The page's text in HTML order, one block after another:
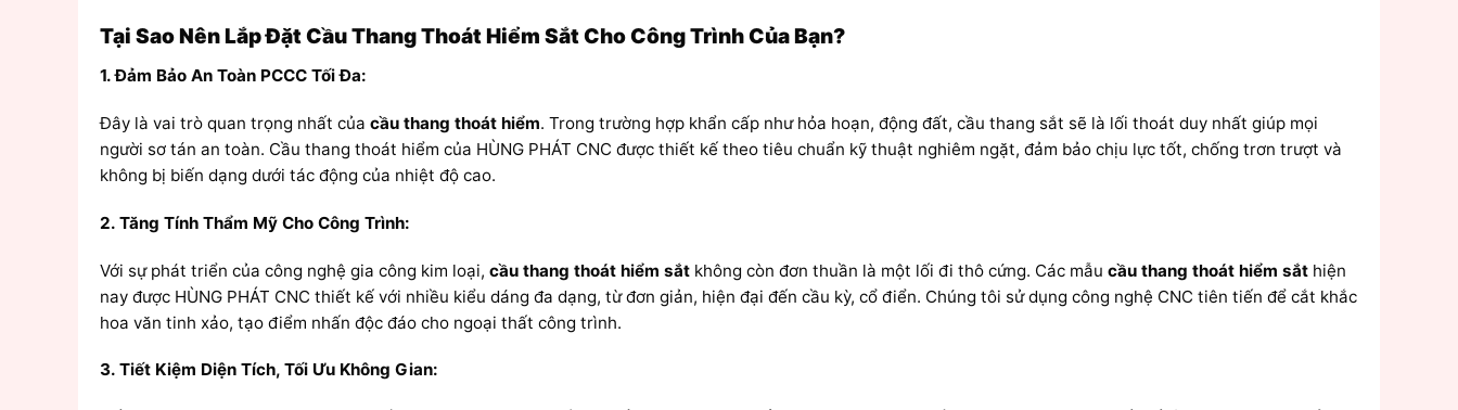
Tại Sao Nên Lắp Đặt Cầu Thang Thoát Hiểm Sắt Cho Công Trình Của Bạn?
1. Đảm Bảo An Toàn PCCC Tối Đa:
Đây là vai trò quan trọng nhất của cầu thang thoát hiểm. Trong trường hợp khẩn cấp như hỏa hoạn, động đất, cầu thang sắt sẽ là lối thoát duy nhất giúp mọi
người sơ tán an toàn. Cầu thang thoát hiểm của HÙNG PHÁT CNC được thiết kế theo tiêu chuẩn kỹ thuật nghiêm ngặt, đảm bảo chịu lực tốt, chống trơn trượt và
không bị biến dạng dưới tác động của nhiệt độ cao.
2. Tăng Tính Thẩm Mỹ Cho Công Trình:
Với sự phát triển của công nghệ gia công kim loại, cầu thang thoát hiểm sắt không còn đơn thuần là một lối đi thô cứng. Các mẫu cầu thang thoát hiểm sắt hiện
nay được HÙNG PHÁT CNC thiết kế với nhiều kiểu dáng đa dạng, từ đơn giản, hiện đại đến cầu kỳ, cổ điển. Chúng tôi sử dụng công nghệ CNC tiên tiến để cắt khắc
hoa văn tinh xảo, tạo điểm nhấn độc đáo cho ngoại thất công trình.
3. Tiết Kiệm Diện Tích, Tối Ưu Không Gian: